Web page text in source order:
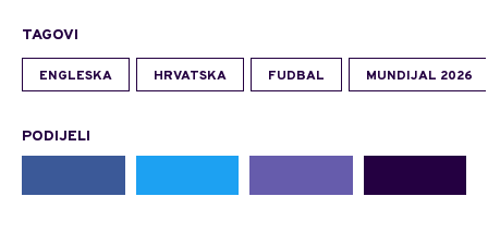
TAGOVI
ENGLESKA HRVATSKA FUDBAL MUNDIJAL 2026
PODIJELI